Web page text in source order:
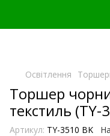
Освітлення
Торшер
текстиль (TY-
Артикул: TY-3510 BK